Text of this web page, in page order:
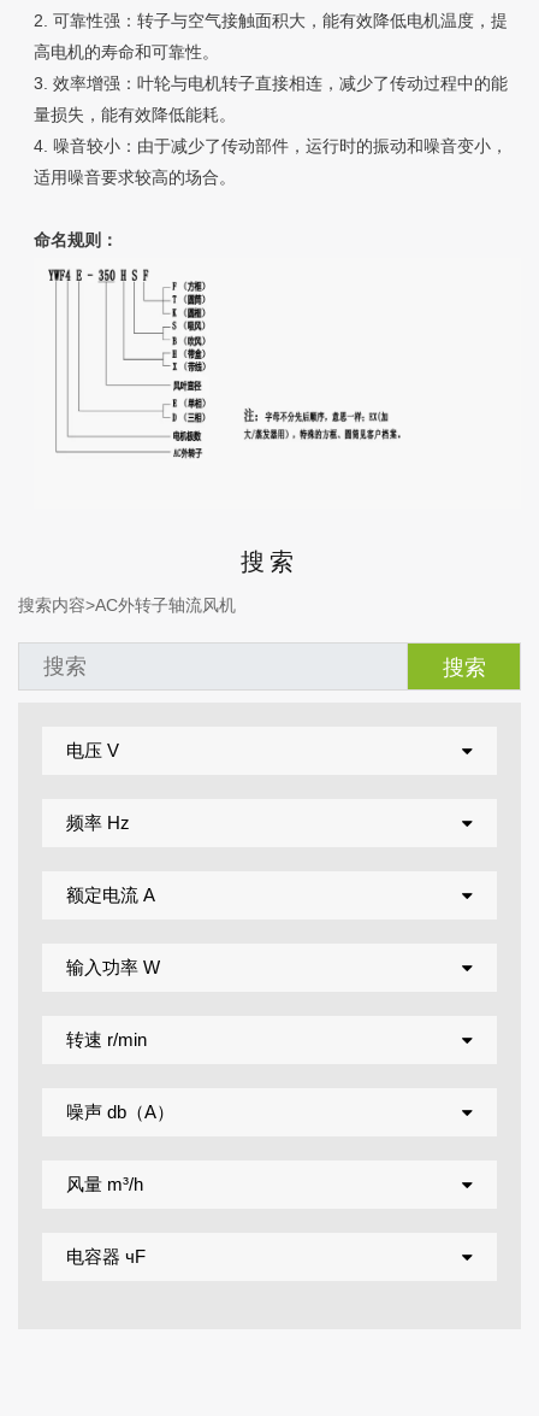
2.可靠性强：转子与空气接触面积大，能有效降低电机温度，提
高电机的寿命和可靠性。
3.效率增强：叶轮与电机转子直接相连，减少了传动过程中的能
量损失，能有效降低能耗。
4. 噪音较小：由于减少了传动部件，运行时的振动和噪音变小，
适用噪音要求较高的场合。
命名规则：
搜索
搜索内容>AC外转子轴流风机
电压 V
频率 Hz
额定电流 A
输入功率 W
转速 r/min
噪声 db（A）
风量 m³/h
电容器 чF